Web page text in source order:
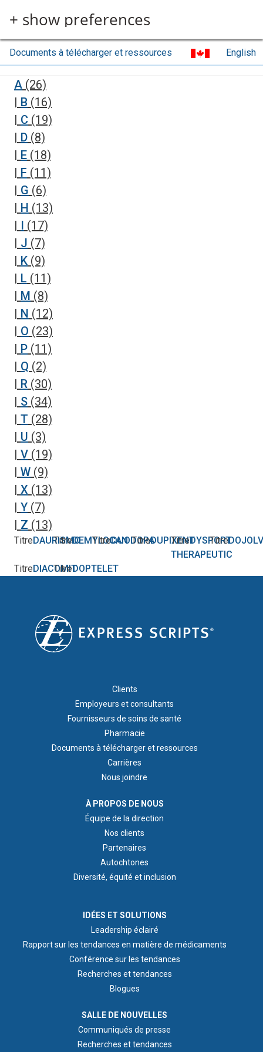
+ show preferences
Documents à télécharger et ressources English
A (26)
| B (16)
| C (19)
| D (8)
| E (18)
| F (11)
| G (6)
| H (13)
| I (17)
| J (7)
| K (9)
| L (11)
| M (8)
| N (12)
| O (23)
| P (11)
| Q (2)
| R (30)
| S (34)
| T (28)
| U (3)
| V (19)
| W (9)
| X (13)
| Y (7)
| Z (13)
TitreDAURISMO
TitreDEMYLOCAN
TitreDUODOPA
TitreDUPIXENT
TitreDYSPORT
THERAPEUTIC
Titre
TitreDIACOMIT
TitreDOPTELET
Clients
Employeurs et consultants
Fournisseurs de soins de santé
Pharmacie
Documents à télécharger et ressources
Carrières
Nous joindre
À PROPOS DE NOUS
Équipe de la direction
Nos clients
Partenaires
Autochtones
Diversité, équité et inclusion
IDÉES ET SOLUTIONS
Leadership éclairé
Rapport sur les tendances en matière de médicaments
Conférence sur les tendances
Recherches et tendances
Blogues
SALLE DE NOUVELLES
Communiqués de presse
Recherches et tendances